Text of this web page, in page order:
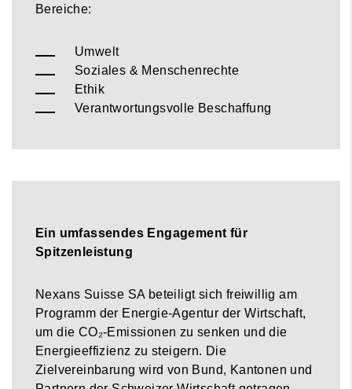
Bereiche:
Umwelt
Soziales & Menschenrechte
Ethik
Verantwortungsvolle Beschaffung
Ein umfassendes Engagement für
Spitzenleistung
Nexans Suisse SA beteiligt sich freiwillig am
Programm der Energie-Agentur der Wirtschaft,
um die CO₂-Emissionen zu senken und die
Energieeffizienz zu steigern. Die
Zielvereinbarung wird von Bund, Kantonen und